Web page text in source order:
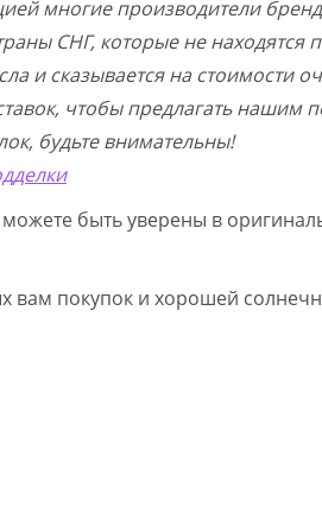
многие производители
СНГ, которые не
и сказывается на стоимости
чтобы предлагать нашим
будьте внимательны!
быть уверены в
вам покупок и хорошей